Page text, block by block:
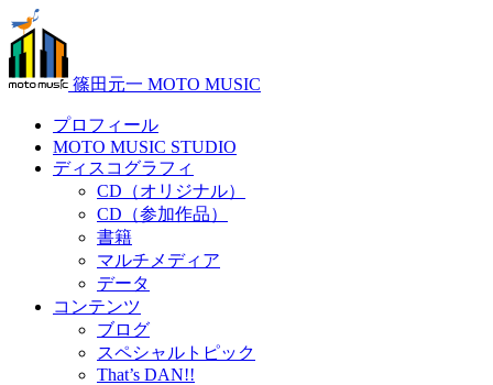
篠田元一 MOTO MUSIC
プロフィール
MOTO MUSIC STUDIO
ディスコグラフィ
CD（オリジナル）
CD（参加作品）
書籍
マルチメディア
データ
コンテンツ
ブログ
スペシャルトピック
That’s DAN!!